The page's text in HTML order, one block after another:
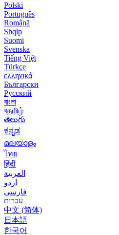
Polski
Português
Română
Shqip
Suomi
Svenska
Tiếng Việt
Türkçe
ελληνικά
Български
Русский
বাংলা
বதமிழ்
తెలుగు
ಕನ್ನಡ
മലയാളം
ไทย
हिंदी
العربية
اردو
فارسی
עִברִית
中文 (简体)
日本語
한국어